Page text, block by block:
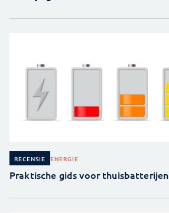
RECENSIE ENERGIE
Praktische gids voor thuisbatterijen